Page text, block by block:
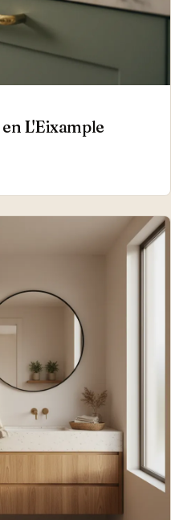
en L'Eixample